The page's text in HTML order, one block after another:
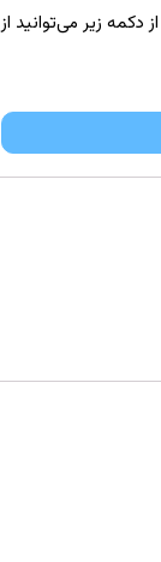
زیر می‌توانید از